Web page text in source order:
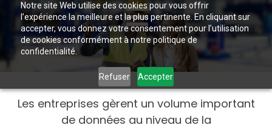
Notre site Web utilise des cookies pour vous offrir
l’expérience la meilleure et la plus pertinente. En cliquant sur
accepter, vous donnez votre consentement pour l’utilisation
de cookies conformément à notre politique de
confidentialité.
Refuser Accepter
Les entreprises gèrent un volume important
de données au niveau de la